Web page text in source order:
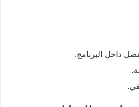
داخل البرنامج.